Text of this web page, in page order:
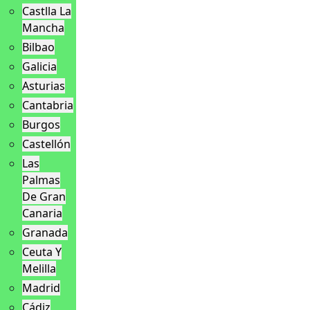
Castlla La
Mancha
Bilbao
Galicia
Asturias
Cantabria
Burgos
Castellón
Las
Palmas
De Gran
Canaria
Granada
Ceuta Y
Melilla
Madrid